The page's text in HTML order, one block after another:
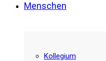
Menschen
Kollegium